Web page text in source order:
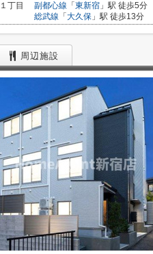
１丁目
副都心線 「 東新宿 」駅 徒歩5分
総武線 「 大久保 」駅 徒歩13分
周辺施設